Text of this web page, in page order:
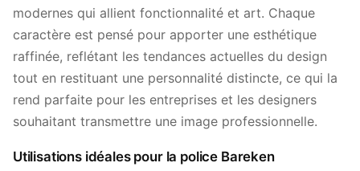
modernes qui allient fonctionnalité et art. Chaque
caractère est pensé pour apporter une esthétique
raffinée, reflétant les tendances actuelles du design
tout en restituant une personnalité distincte, ce qui la
rend parfaite pour les entreprises et les designers
souhaitant transmettre une image professionnelle.
Utilisations idéales pour la police Bareken